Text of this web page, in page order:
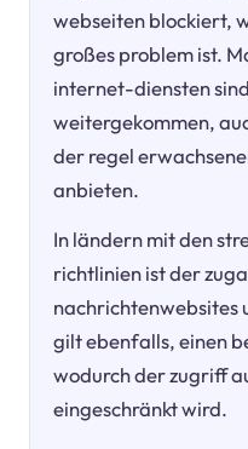
webseiten blockiert,
großes problem ist.
internet-diensten
weitergekommen,
der regel
anbieten.
In ländern mit den
richtlinien ist der
nachrichtenwebsites
gilt ebenfalls, einen
wodurch der zugriff
eingeschränkt wird.